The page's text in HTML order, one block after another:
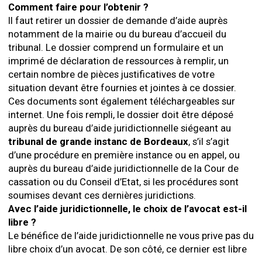
Comment faire pour l’obtenir ?
Il faut retirer un dossier de demande d’aide auprès
notamment de la mairie ou du bureau d’accueil du
tribunal. Le dossier comprend un formulaire et un
imprimé de déclaration de ressources à remplir, un
certain nombre de pièces justificatives de votre
situation devant être fournies et jointes à ce dossier.
Ces documents sont également téléchargeables sur
internet. Une fois rempli, le dossier doit être déposé
auprès du bureau d’aide juridictionnelle siégeant au
tribunal de grande instanc de Bordeaux, s’il s’agit
d’une procédure en première instance ou en appel, ou
auprès du bureau d’aide juridictionnelle de la Cour de
cassation ou du Conseil d’Etat, si les procédures sont
soumises devant ces dernières juridictions.
Avec l’aide juridictionnelle, le choix de l’avocat est-il
libre ?
Le bénéfice de l’aide juridictionnelle ne vous prive pas du
libre choix d’un avocat. De son côté, ce dernier est libre